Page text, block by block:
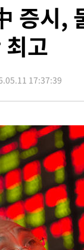
증시,
고
17:37:39